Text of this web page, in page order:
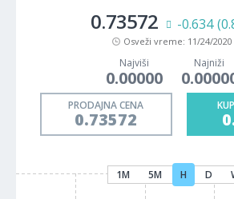
0.73572 -0.634
Osveži vreme: 11/24/
Najviši
0.00000
Najniži
PRODAJNA CENA
0.73572
1M 5M H D